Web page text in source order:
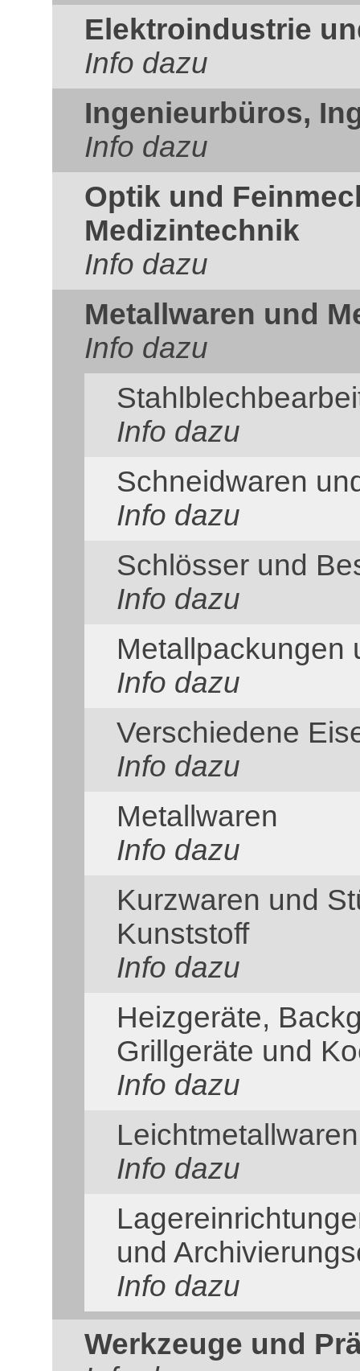
Elektroindustrie
Info dazu
Ingenieurbüros,
Info dazu
Optik und
Medizintechnik
Info dazu
Metallwaren und
Info dazu
Info dazu
Schneidwaren
Info dazu
Schlösser und
Info dazu
Metallpackungen
Info dazu
Verschiedene
Info dazu
Metallwaren
Info dazu
Kurzwaren und
Kunststoff
Info dazu
Heizgeräte,
Grillgeräte und
Info dazu
Leichtmetallwaren
Info dazu
und
Info dazu
Werkzeuge und